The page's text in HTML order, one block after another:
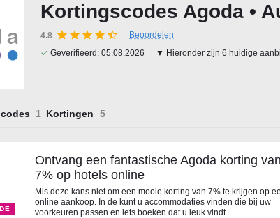
Kortingscodes Agoda •
4.8
Beoordelen
✓ Geverifieerd: 05.08.2026 ▼ Hieronder zijn 6 huidige
Kortingen
Ontvang een fantastische Agoda korting van
7% op hotels online
Mis deze kans niet om een ​​mooie korting van 7% te krijgen op
online aankoop. In de kunt u accommodaties vinden die bij uw
voorkeuren passen en iets boeken dat u leuk vindt.